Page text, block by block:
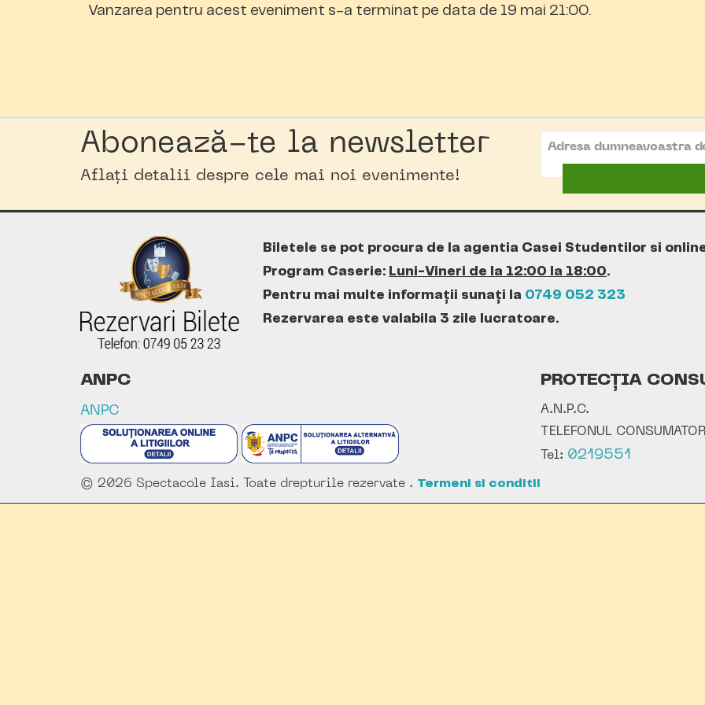
Vanzarea pentru acest eveniment s-a terminat pe data de 19 mai 21:00.
Abonează-te la newsletter
Aflați detalii despre cele mai noi evenimente!
Biletele se pot procura de la agentia Casei Studentilor si
Program Caserie: Luni-Vineri de la 12:00 la 18:00.
Pentru mai multe informații sunați la 0749 052 323
Rezervarea este valabila 3 zile lucratoare.
ANPC
ANPC
PROTECȚIA
A.N.P.C.
TELEFONUL
Tel: 0219551
© 2026 Spectacole Iasi. Toate drepturile rezervate . Termeni si conditii